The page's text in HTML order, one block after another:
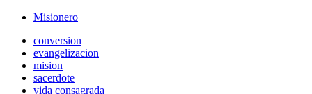
Misionero
conversion
evangelizacion
mision
sacerdote
vida consagrada